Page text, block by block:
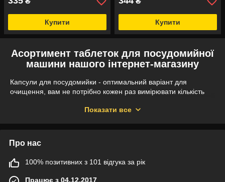
Купити Купити
Асортимент таблеток для посудомийної
машини нашого інтернет-магазину
Капсули для посудомийки - оптимальний варіант для
очищення, вам не потрібно кожен раз вимірювати кількість
засоби таких торгових марок:
Ludwik;
В5 W5;
Denkmit;
Показати все
Про нас
100% позитивних з 101 відгука за рік
Працює з 04.12.2017